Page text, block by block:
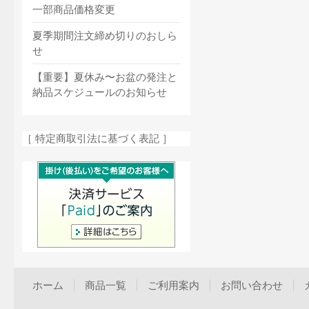
一部商品価格変更
夏季期間注文締め切りのおしら
せ
【重要】夏休み〜お盆の発注と
納品スケジュールのお知らせ
［ 特定商取引法に基づく表記 ］
ホーム 商品一覧 ご利用案内 お問い合わせ